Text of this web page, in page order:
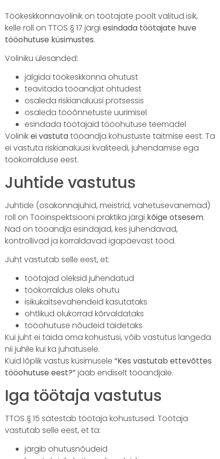
Töökeskkonnavolinik on töötajate poolt valitud isik,
kelle roll on TTOS § 17 järgi esindada töötajate huve
tööohutuse küsimustes.
Voliniku ülesanded:
jälgida töökeskkonna ohutust
teavitada tööandjat ohtudest
osaleda riskianalüüsi protsessis
osaleda tööõnnetuste uurimisel
esindada töötajaid tööohutuse teemadel
Volinikei vastutatööandja kohustuste täitmise eest. Ta
ei vastuta riskianalüüsi kvaliteedi, juhendamise ega
töökorralduse eest.
Juhtide vastutus
Juhtide (osakonnajuhid, meistrid, vahetusevanemad)
roll on Tööinspektsiooni praktika järgi kõige otsesem.
Nad on tööandja esindajad, kes juhendavad,
kontrollivad ja korraldavad igapäevast tööd.
Juht vastutab selle eest, et:
töötajad oleksid juhendatud
töökorraldus oleks ohutu
isikukaitsevahendeid kasutataks
ohtlikud olukorrad kõrvaldataks
tööohutuse nõudeid täidetaks
Kui juht ei täida oma kohustusi, võib vastutus langeda
nii juhile kui ka juhatusele.
Kuid lõplik vastus küsimusele “Kes vastutab ettevõttes
tööohutuse eest?”jääb endiselt tööandjale.
Iga töötaja vastutus
TTOS § 15 sätestab töötaja kohustused. Töötaja
vastutab selle eest, et ta:
järgib ohutusnõudeid